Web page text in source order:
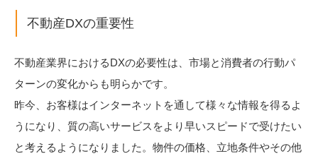
不動産DXの重要性
不動産業界におけるDXの必要性は、市場と消費者の行動パ
ターンの変化からも明らかです。
昨今、お客様はインターネットを通して様々な情報を得るよ
うになり、質の高いサービスをより早いスピードで受けたい
と考えるようになりました。物件の価格、立地条件やその他